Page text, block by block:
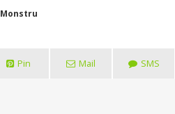
Monstru
Pin Mail SMS